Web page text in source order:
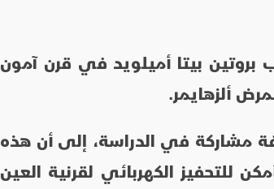
بروتين بيتا أميلويد في قرن آمون
ألزهايمر.
مشاركة في الدراسة، إلى أن هذه
للتحفيز الكهربائي لقرنية العين